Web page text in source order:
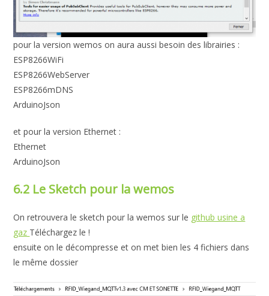
pour la version wemos on aura aussi besoin des librairies :
ESP8266WiFi
ESP8266WebServer
ESP8266mDNS
ArduinoJson
et pour la version Ethernet :
Ethernet
ArduinoJson
6.2 Le Sketch pour la wemos
On retrouvera le sketch pour la wemos sur le github usine a
gaz Téléchargez le !
ensuite on le décompresse et on met bien les 4 fichiers dans
le même dossier